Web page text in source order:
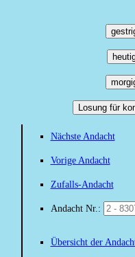
Losung für
Nächste Andacht
Vorige Andacht
Zufalls-Andacht
Andacht Nr.:
Übersicht der